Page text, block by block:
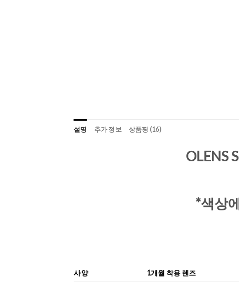
설명 추가 정보 상품평 (16)
OLENS
*색상
사양
1개월 착용 렌즈